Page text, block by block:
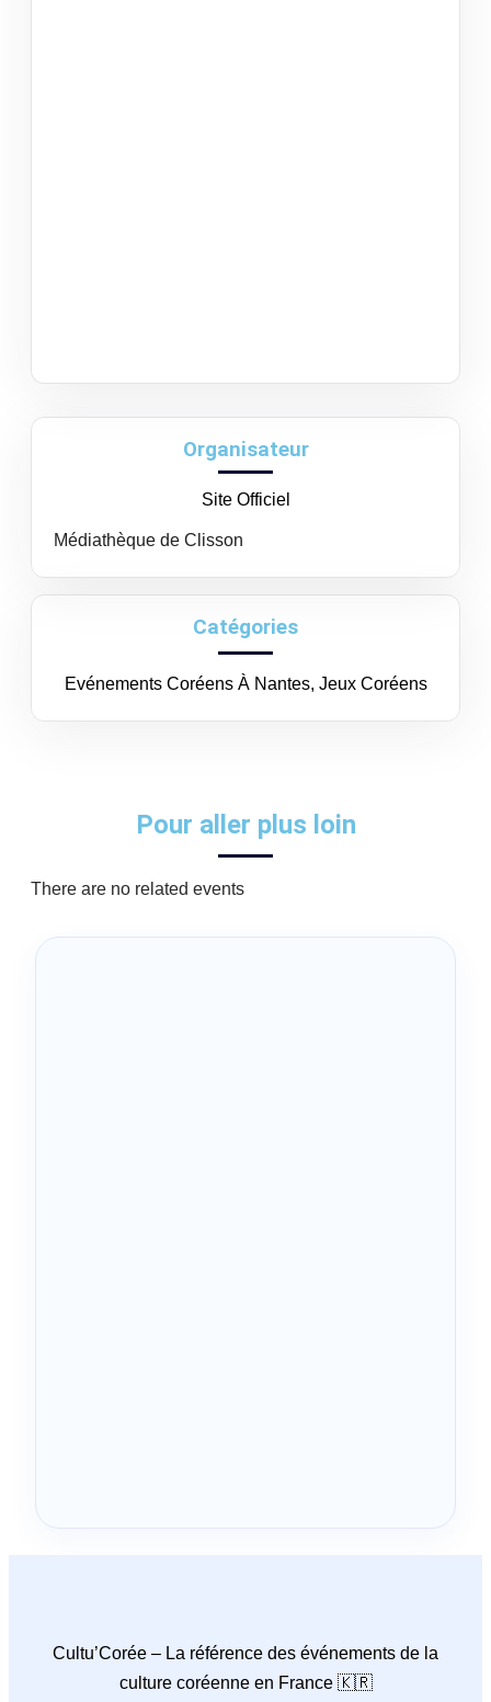
Organisateur
Site Officiel
Médiathèque de Clisson
Catégories
Evénements Coréens À Nantes, Jeux Coréens
Pour aller plus loin
There are no related events
Cultu’Corée – La référence des événements de la
culture coréenne en France 🇰🇷